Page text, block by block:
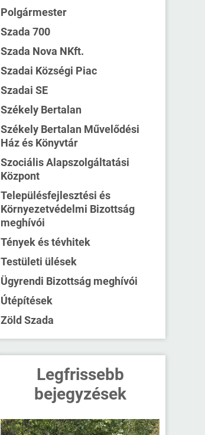
Polgármester
Szada 700
Szada Nova NKft.
Szadai Községi Piac
Szadai SE
Székely Bertalan
Székely Bertalan Művelődési
Ház és Könyvtár
Szociális Alapszolgáltatási
Központ
Településfejlesztési és
Környezetvédelmi Bizottság
meghívói
Tények és tévhitek
Testületi ülések
Ügyrendi Bizottság meghívói
Útépítések
Zöld Szada
Legfrissebb
bejegyzések